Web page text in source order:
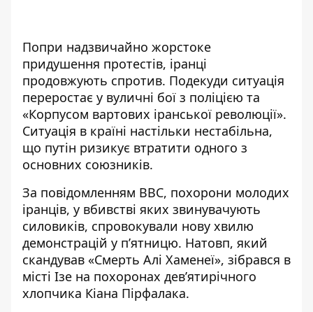
Попри надзвичайно жорстоке
придушення протестів, іранці
продовжують спротив. Подекуди ситуація
переростає у вуличні бої з поліцією та
«Корпусом вартових іранської революції».
Ситуація в країні настільки нестабільна,
що путін ризикує втратити одного з
основних союзників.
За повідомленням BBC, похорони молодих
іранців, у вбивстві яких звинувачують
силовиків, спровокували нову хвилю
демонстрацій у п’ятницю. Натовп, який
скандував «Смерть Алі Хаменеї», зібрався в
місті Ізе на похоронах дев’ятирічного
хлопчика Кіана Пірфалака.